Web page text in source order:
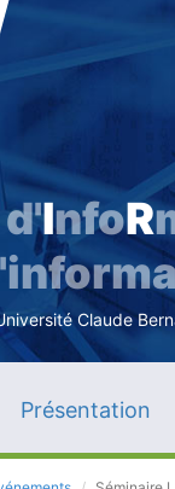
InfoR
Claude
Présentation